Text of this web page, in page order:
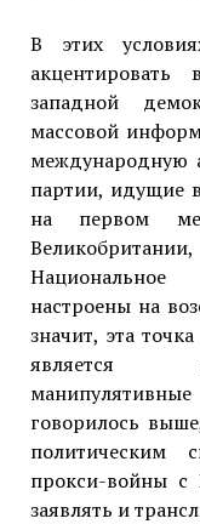
В этих
западной
массовой
международную
партии, идущие
на первом
настроены на
значит, эта
является
говорилось
политическим
прокси-войны
заявлять и